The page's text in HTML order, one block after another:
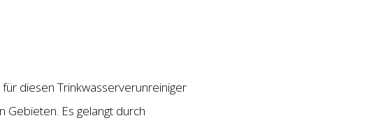
diesen Trinkwasserverunreiniger
Es gelangt durch